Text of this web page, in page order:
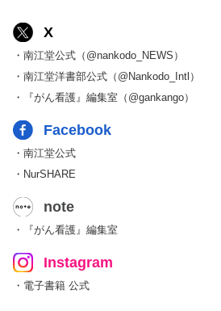
X
・南江堂公式（@nankodo_NEWS）
・南江堂洋書部公式（@Nankodo_Intl）
・『がん看護』編集室（@gankango）
Facebook
・南江堂公式
・NurSHARE
note
・『がん看護』編集室
Instagram
・電子書籍 公式